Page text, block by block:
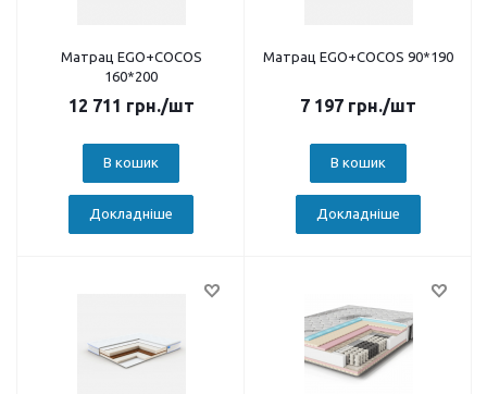
Матрац EGO+COCOS
160*200
12 711 грн./шт
В кошик
Докладніше
Матрац EGO+COCOS 90*190
7 197 грн./шт
В кошик
Докладніше